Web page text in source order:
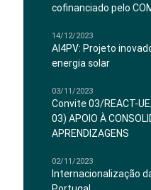
cofinanciado pelo
14/12/2023
AI4PV: Projeto
energia solar
03/11/2023
Convite 03/REACT-
03) APOIO À
APRENDIZAGENS
02/11/2023
Internacionalização